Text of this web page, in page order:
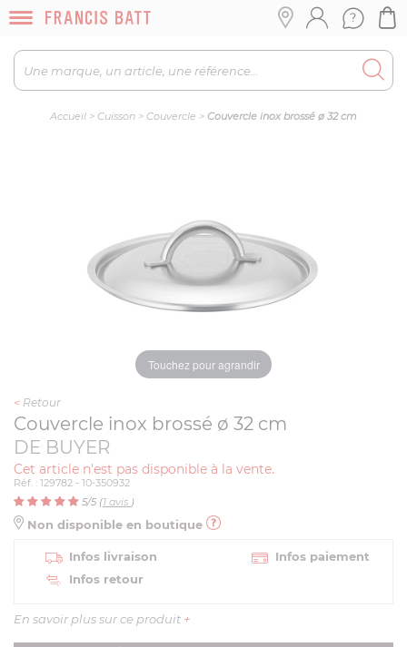
Accueil > Cuisson > Couvercle > Couvercle inox brossé ø 32 cm
Touchez pour agrandir
< Retour
Couvercle inox brossé ø 32 cm
DE BUYER
Cet article n'est pas disponible à la vente.
Réf. : 129782 - 10-350932
5/5 (1 avis )
Non disponible en boutique
Infos livraison
Infos paiement
Infos retour
En savoir plus sur ce produit +